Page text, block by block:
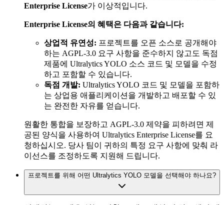
Enterprise License가 이상적입니다.
Enterprise License의 혜택은 다음과 같습니다:
상업적 유연성: 프로젝트를 오픈 소스로 공개해야
하는 AGPL-3.0 요구 사항을 준수하지 않고도 독점
제품에 Ultralytics YOLO 소스 코드 및 모델을 수정
하고 포함할 수 있습니다.
독점 개발: Ultralytics YOLO 코드 및 모델을 포함하
는 상업용 애플리케이션을 개발하고 배포할 수 있
는 완전한 자유를 얻습니다.
원활한 통합을 보장하고 AGPL-3.0 제약을 피하려면 제
공된 양식을 사용하여 Ultralytics Enterprise License를 요
청하십시오. 당사 팀이 귀하의 특정 요구 사항에 맞춰 라
이선스를 조정하도록 지원해 드립니다.
프로젝트를 위해 어떤 Ultralytics YOLO 모델을 선택해야 하나요?